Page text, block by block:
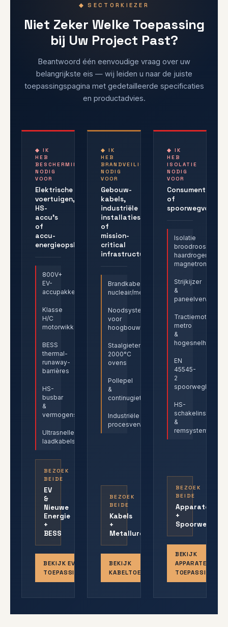
◆ SECTORKIEZER
Niet Zeker Welke Toepassing
bij Uw Project Past?
Beantwoord één eenvoudige vraag over uw
belangrijkste eis — wij leiden u naar de juiste
toepassingspagina met gedetailleerde specificaties
en productadvies.
◆ IK
HEB
BESCHERMING
NODIG
VOOR
Elektrische
voertuigen,
HS-
accu's
of
accu-
energieopslagsystemen?
800V+
EV-
accupakketten
Klasse
H/C
motorwikkelingen
BESS
thermal-
runaway-
barrières
HS-
busbar
&
vermogenselektronica
Ultrasnelle
laadkabels
BEZOEK
BEIDE
EV
&
Nieuwe
Energie
+
BESS
BEKIJK EV-
TOEPASSINGEN
◆ IK
HEB
BRANDVEILIGHEID
NODIG
VOOR
Gebouw-
kabels,
industriële
installaties
of
mission-
critical
infrastructuur?
Brandkabels
nucleair/metro/petrochemie
Noodsystemen
voor
hoogbouw
Staalgieterij
2000°C
ovens
Pollepel
&
continugieten
Industriële
procesverwarming
BEZOEK
BEIDE
Kabels
+
Metallurgie
BEKIJK
KABELTOEPASSINGEN
◆ IK
HEB
ISOLATIE
NODIG
VOOR
of
Isolatie
broodrooster,
haardroger,
magnetron
Strijkijzer
&
Tractiemotoren
metro
&
EN
45545-
2
spoorwegkabels
HS-
&
remsystemen
BEZOEK
BEIDE
Apparaten
+
Spoorweg
BEKIJK
APPARATEN-
TOEPASSINGEN